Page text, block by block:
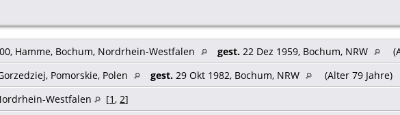
Hamme, Bochum, Nordrhein-Westfalen gest. 22 Dez 1959, Bochum, NRW
Pomorskie, Polen gest. 29 Okt 1982, Bochum, NRW
(Alter 79 Jahre)
Westfalen [1 , 2]